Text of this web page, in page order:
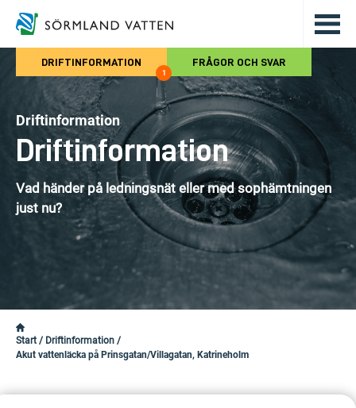
Hoppa till det huvudsakliga
DRIFTINFORMATION
1
FRÅGOR OCH SVAR
Driftinformation
Driftinformation
Vad händer på ledningsnät eller med sophämtningen
just nu?
Start / Driftinformation /
Akut vattenläcka på Prinsgatan/Villagatan, Katrineholm